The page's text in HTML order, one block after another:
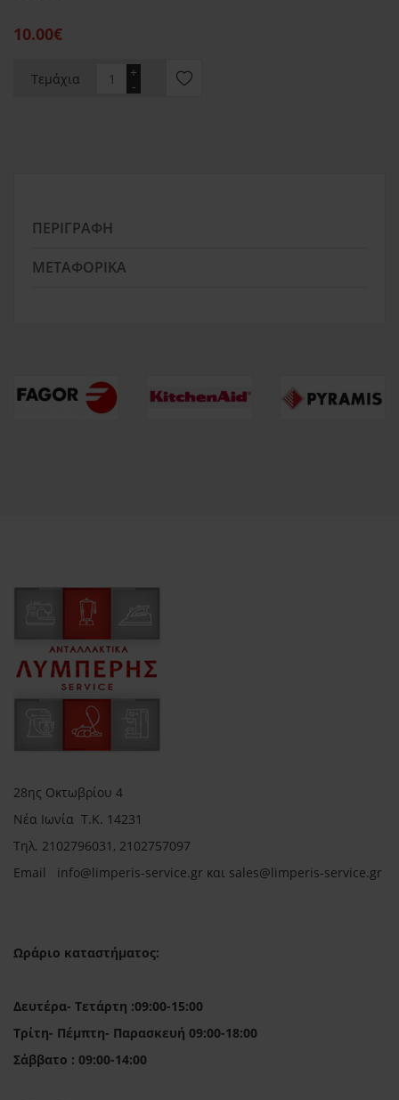
10.00€
Τεμάχια -
+
ΠΕΡΙΓΡΑΦΉ
ΜΕΤΑΦΟΡΙΚΆ
28ης Οκτωβρίου 4
Νέα Ιωνία Τ.Κ. 14231
Τηλ. 2102796031, 2102757097
Email info@limperis-service.gr και sales@limperis-service.gr
Ωράριο καταστήματος:
Δευτέρα- Τετάρτη :09:00-15:00
Τρίτη- Πέμπτη- Παρασκευή 09:00-18:00
Σάββατο : 09:00-14:00